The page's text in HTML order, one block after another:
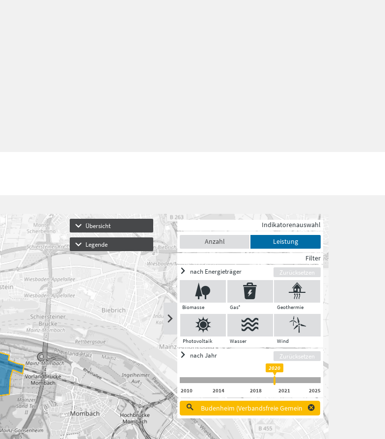
Übersicht
Legende
Indikatorenauswahl
Anzahl
Leistung
Filter
nach Energieträger
Zurücksetzen
Biomasse Gas* Geothermie
Photovoltaik Wasser Wind
nach Jahr Zurücksetzen
2020
2010 2014 2018 2021 2025